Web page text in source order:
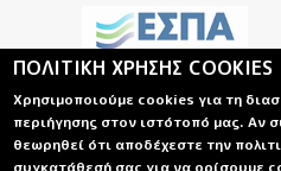
ΠΟΛΙΤΙΚΗ ΧΡΗΣΗΣ COOKIES
Χρησιμοποιούμε cookies για τη
περιήγησης στον ιστότοπό μας. Αν
θεωρηθεί ότι αποδέχεστε την
συγκατάθεσή σας για να ορίσουμε